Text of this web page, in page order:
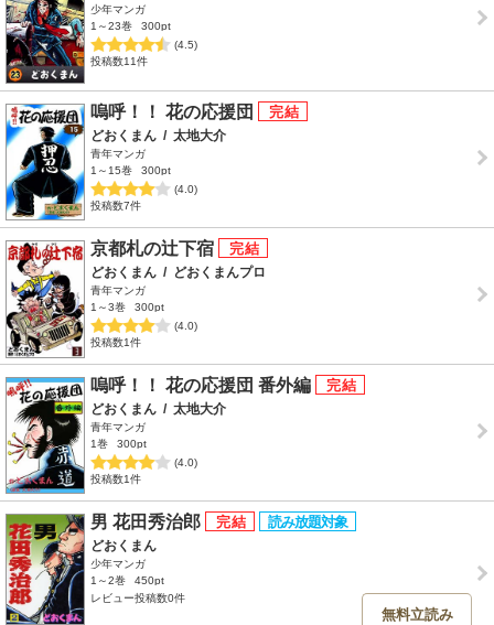
少年マンガ
1～23巻
300pt
(4.5)
投稿数11件
嗚呼！！ 花の応援団
どおくまん / 太地大介
青年マンガ
1～15巻
300pt
(4.0)
投稿数7件
京都札の辻下宿
どおくまん / どおくまんプロ
青年マンガ
1～3巻
300pt
(4.0)
投稿数1件
嗚呼！！ 花の応援団 番外編
どおくまん / 太地大介
青年マンガ
1巻
300pt
(4.0)
投稿数1件
男 花田秀治郎
どおくまん
少年マンガ
1～2巻
450pt
レビュー投稿数0件
無料立読み